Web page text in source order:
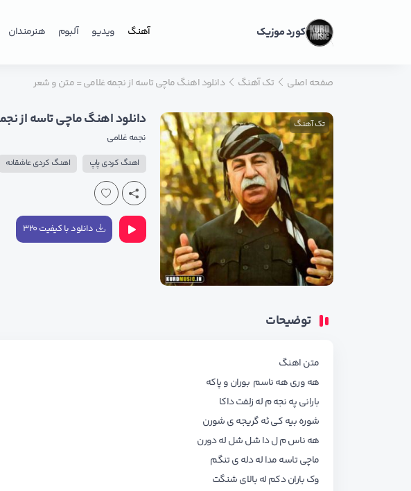
کورد موزیک آهنگ ویدیو آلبوم هنرمندان
صفحه اصلی تک آهنگ دانلود اهنگ ماچی تاسه از نجمه غلامی = متن و شعر
تک آهنگ دانلود اهنگ ماچی تاسه از
نجمه غلامی
اهنگ کردی پاپ اهنگ کردی عاشقانه
دانلود با کیفیت ۳۲۰
توضیحات
متن اهنگ
هه وری هه ناسم بوران و پاکه
بارانی په نجه م له زلفت داکا
شوره بیه کی ئه گریجه ی شورن
هه ناس م ل دا شل شل له دورن
ماچی تاسه مدا له دله ی تنگم
وک باران دکم له بالای شنگت